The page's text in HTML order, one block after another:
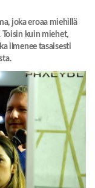
joka eroaa miehillä
kuin miehet,
ilmenee tasaisesti